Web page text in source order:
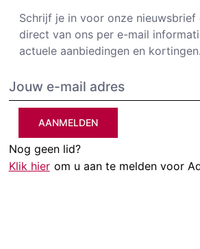
Schrijf je in voor onze nieuwsbrief
direct van ons per e-mail
actuele aanbiedingen en kortingen.
AANMELDEN
Nog geen lid?
Klik hier om u aan te melden voor